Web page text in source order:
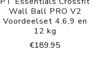
Wall Ball PRO V2
Voordeelset 4,6,9 en
12 kg
€189.95